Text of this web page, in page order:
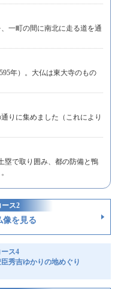
一町の間に南北に走る道を通
年）。大仏は東大寺のもの
りに集めました（これにより
塁で取り囲み、都の防備と鴨
ース2
像を見る
ース4
秀吉ゆかりの地めぐり